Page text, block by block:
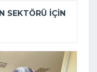
SEKTÖRÜ IÇIN